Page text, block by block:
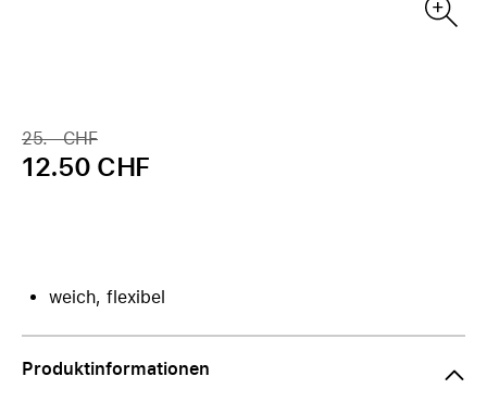
25.– CHF
12.50 CHF
weich, flexibel
Produktinformationen